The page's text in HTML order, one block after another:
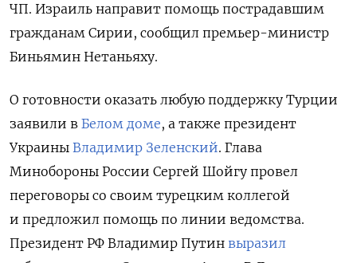
ЧП. Израиль направит помощь пострадавшим
гражданам Сирии, сообщил премьер-министр
Биньямин Нетаньяху.
О готовности оказать любую поддержку Турции
заявили в Белом доме, а также президент
Украины Владимир Зеленский. Глава
Минобороны России Сергей Шойгу провел
переговоры со своим турецким коллегой
и предложил помощь по линии ведомства.
Президент РФ Владимир Путин выразил